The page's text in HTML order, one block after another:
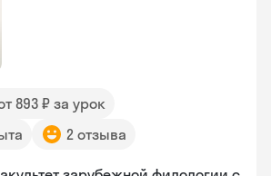
893 ₽ за урок
2 отзыва